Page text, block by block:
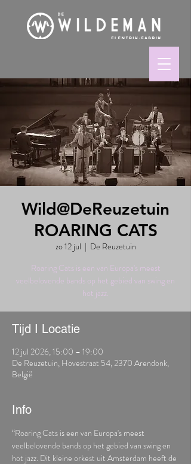
Wild@DeReuzetuin
ROARING CATS
zo 12 jul
  |
De Reuzetuin
Roaring Cats is een van Europa's meest
veelbelovende bands op het gebied van swing en
hot jazz.
Tijd I Locatie
12 jul 2026, 15:00 – 19:00
De Reuzetuin, Hovestraat 54, 2370 Arendonk,
België
Info
“Roaring Cats is een van Europa's meest
veelbelovende bands op het gebied van swing en
hot jazz. Dit kleine orkest uit Amsterdam heeft de